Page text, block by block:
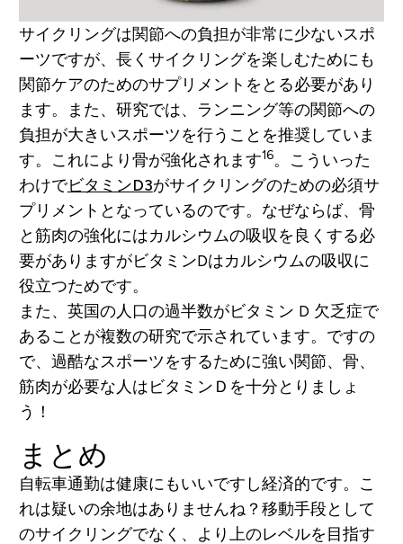
サイクリングは関節への負担が非常に少ないスポ
ーツですが、長くサイクリングを楽しむためにも
関節ケアのためのサプリメントをとる必要があり
ます。また、研究では、ランニング等の関節への
負担が大きいスポーツを行うことを推奨していま
す。これにより骨が強化されます16。こういった
わけでビタミンD3がサイクリングのための必須サ
プリメントとなっているのです。なぜならば、骨
と筋肉の強化にはカルシウムの吸収を良くする必
要がありますがビタミンDはカルシウムの吸収に
役立つためです。
また、英国の人口の過半数がビタミン D 欠乏症で
あることが複数の研究で示されています。ですの
で、過酷なスポーツをするために強い関節、骨、
筋肉が必要な人はビタミンＤを十分とりましょ
う！
まとめ
自転車通勤は健康にもいいですし経済的です。こ
れは疑いの余地はありませんね？移動手段として
のサイクリングでなく、より上のレベルを目指す